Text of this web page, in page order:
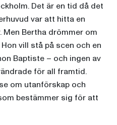
Det är en tid då det
var att hitta en
Bertha drömmer om
vill stå på scen och en
Baptiste – och ingen av
för all framtid.
om utanförskap och
bestämmer sig för att